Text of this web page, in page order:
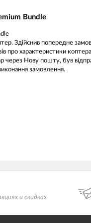
Bundle
Здійснив попередне
про характеристики
Нову пошту, був
замовлення.
и скидках